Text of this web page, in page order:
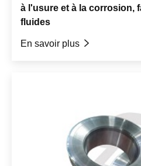
à l'usure et à la corrosion,
fluides
En savoir plus 